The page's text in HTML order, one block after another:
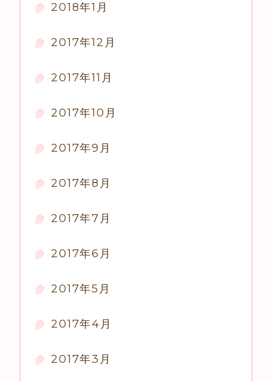
2018年1月
2017年12月
2017年11月
2017年10月
2017年9月
2017年8月
2017年7月
2017年6月
2017年5月
2017年4月
2017年3月